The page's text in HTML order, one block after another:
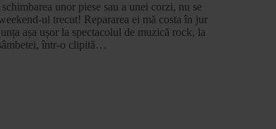
unor piese sau a unei corzi, nu se
ul trecut! Repararea ei mă costa în jur
așa ușor la spectacolul de muzică rock, la
într-o clipită…